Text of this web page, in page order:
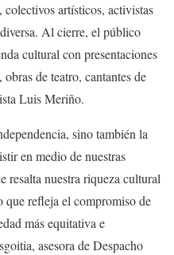
artísticos, activistas
Al cierre, el público
cultural con presentaciones
de teatro, cantantes de
Luis Meriño.
sino también la
en medio de nuestras
resalta nuestra riqueza cultural
que refleja el compromiso de
más equitativa e
asesora de Despacho